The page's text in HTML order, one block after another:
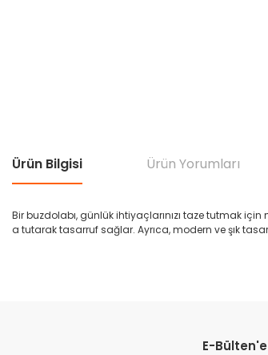
Ürün Bilgisi Ürün Yorumları
Bir buzdolabı, günlük ihtiyaçlarınızı taze tutmak
a tutarak tasarruf sağlar. Ayrıca, modern ve şık
E-